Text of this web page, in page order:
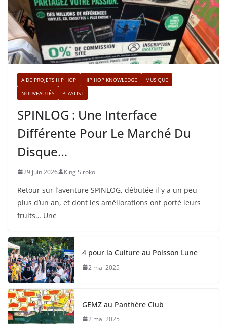
AIDE PROJETS HIP HOP HIP HOP KNOWLEDGE
MUSIQUE
NOUVEAUTÉS
PLAYLIST
SPINLOG : Une Interface
Différente Pour Le Marché Du
Disque…
29 juin 2026 King Siroko
Retour sur l’aventure SPINLOG, débutée il y a un peu
plus d’un an, et dont les améliorations ont porté leurs
fruits… Une
4 pour la Culture au Poisson Lune
2 mai 2025
GEMZ au Panthère Club
2 mai 2025